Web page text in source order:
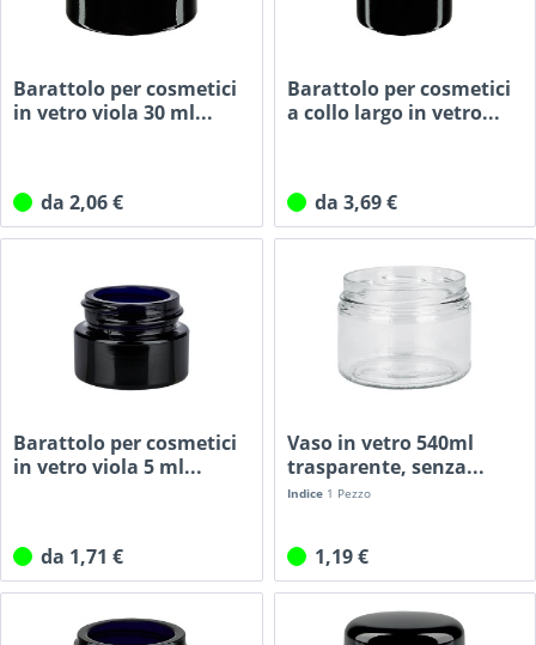
Barattolo per cosmetici
in vetro viola 30 ml...
da 2,06 €
Barattolo per cosmetici
a collo largo in vetro...
da 3,69 €
Barattolo per cosmetici
in vetro viola 5 ml...
da 1,71 €
Vaso in vetro 540ml
trasparente, senza...
Indice 1 Pezzo
1,19 €